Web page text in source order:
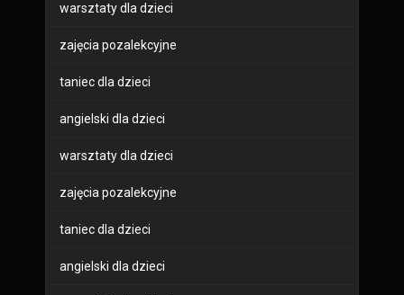
warsztaty dla dzieci
zajęcia pozalekcyjne
taniec dla dzieci
angielski dla dzieci
warsztaty dla dzieci
zajęcia pozalekcyjne
taniec dla dzieci
angielski dla dzieci